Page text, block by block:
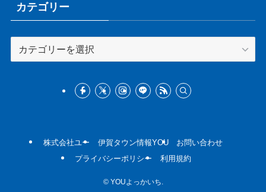
カテゴリー
株式会社ユー 伊賀タウン情報YOU
お問い合わせ
プライバシーポリシー
利用規約
©YOUよっかいち.